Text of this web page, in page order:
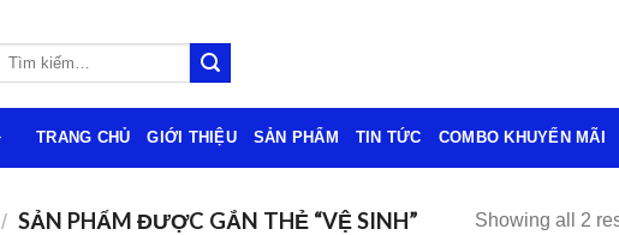
Tìm
TRANG CHỦ GIỚI THIỆU SẢN PHẨM TIN TỨC COMBO KHUYẾN MÃI
/ SẢN PHẨM ĐƯỢC GẮN THẺ “VỆ SINH” Showing all 2